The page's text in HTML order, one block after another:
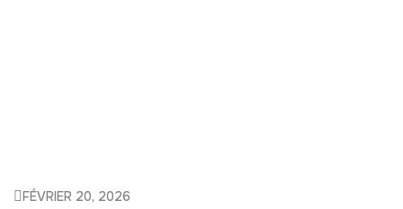
FÉVRIER 20, 2026